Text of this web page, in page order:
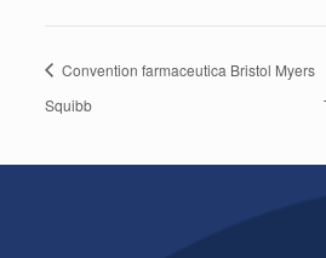
Convention farmaceutica Bristol Myers
Squibb